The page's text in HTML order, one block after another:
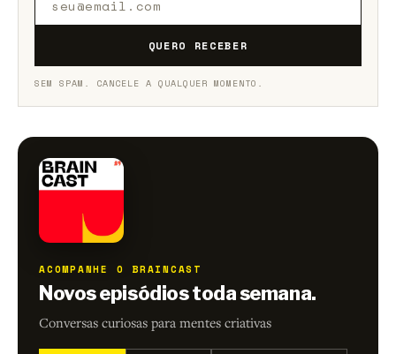
QUERO RECEBER
SEM SPAM. CANCELE A QUALQUER MOMENTO.
ACOMPANHE O BRAINCAST
Novos episódios toda semana.
Conversas curiosas para mentes criativas